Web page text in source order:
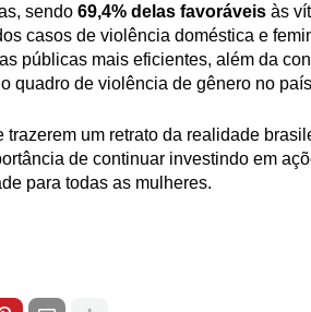
sendo 69,4% delas favoráveis às
casos de violência doméstica e
públicas mais eficientes, além da
quadro de violência de gênero no
um retrato da realidade
de continuar investindo em
para todas as mulheres.